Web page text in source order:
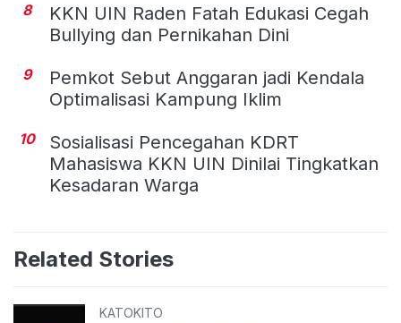
8
KKN UIN Raden Fatah Edukasi Cegah
Bullying dan Pernikahan Dini
9
Pemkot Sebut Anggaran jadi Kendala
Optimalisasi Kampung Iklim
10
Sosialisasi Pencegahan KDRT
Mahasiswa KKN UIN Dinilai Tingkatkan
Kesadaran Warga
Related Stories
KATOKITO